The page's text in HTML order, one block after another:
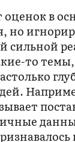
в
но
сильной
то